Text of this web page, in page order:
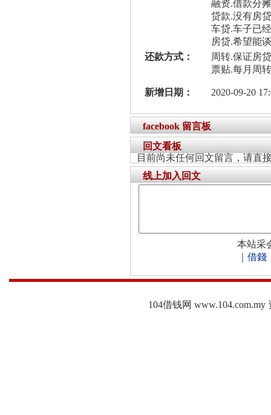
融资.借款分
贷款.没有房
车贷.车子已
房贷.希望能
还款方式：
周转.保证房
票贴.每月周
新增日期： 2020-09-20
facebook 留言板
回文看板
目前尚未任何回文留言，请直
线上加入回文
本站采
借錢
104借钱网